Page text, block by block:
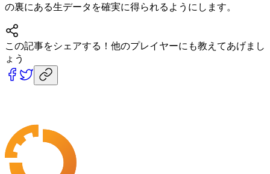
の裏にある生データを確実に得られるようにします。
この記事をシェアする！ 他のプレイヤーにも教えてあげまし
ょう